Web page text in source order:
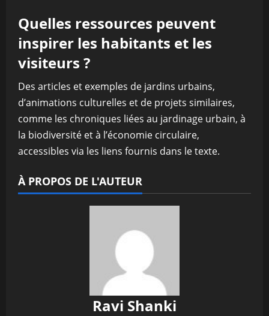
Quelles ressources peuvent
inspirer les habitants et les
visiteurs ?
Des articles et exemples de jardins urbains,
d’animations culturelles et de projets similaires,
comme les chroniques liées au jardinage urbain, à
la biodiversité et à l’économie circulaire,
accessibles via les liens fournis dans le texte.
À PROPOS DE L'AUTEUR
Ravi Shanki